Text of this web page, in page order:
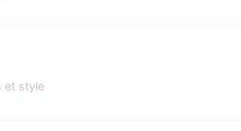
et style